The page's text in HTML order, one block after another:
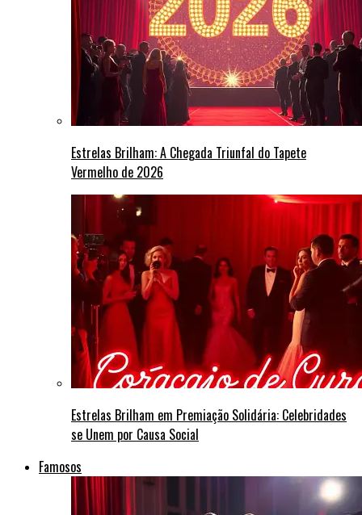
Estrelas Brilham: A Chegada Triunfal do Tapete
Vermelho de 2026
Estrelas Brilham em Premiação Solidária: Celebridades
se Unem por Causa Social
Famosos